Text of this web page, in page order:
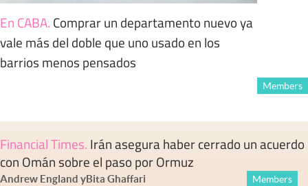
En CABA. Comprar un departamento nuevo ya
vale más del doble que uno usado en los
barrios menos pensados
Members
Financial Times. Irán asegura haber cerrado un acuerdo
con Omán sobre el paso por Ormuz
Andrew England yBita Ghaffari Members